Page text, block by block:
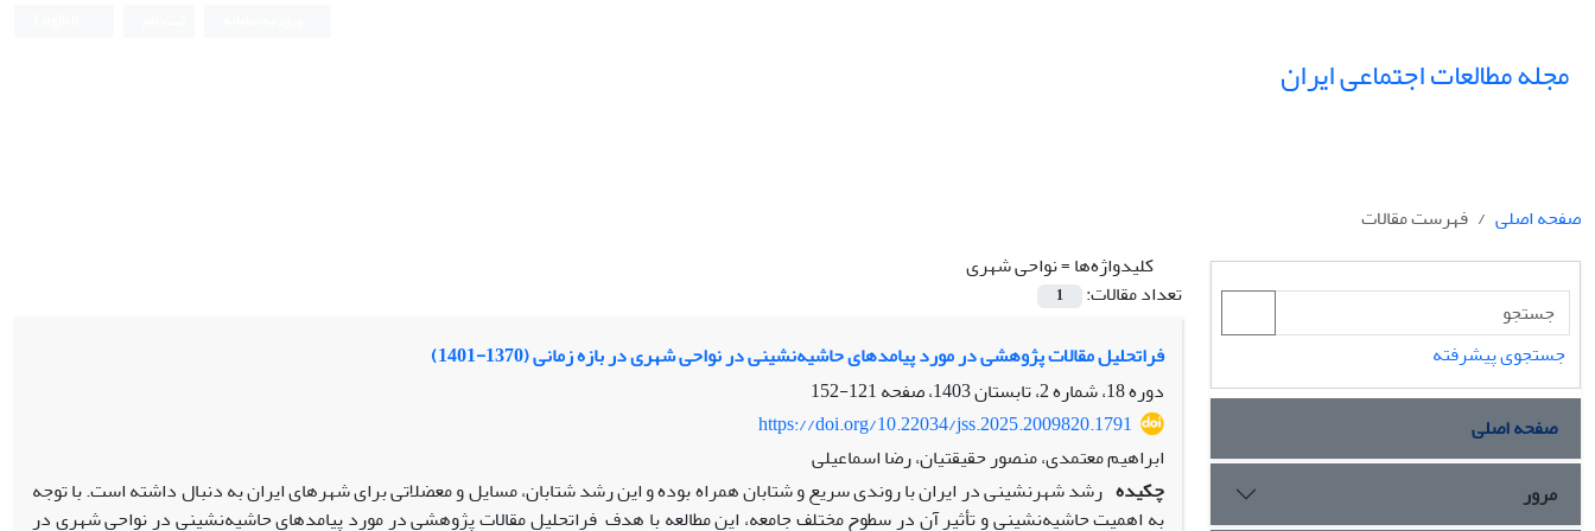
مجله مطالعات اجتماعی ایران
صفحه اصلی
فهرست مقالات
کلیدواژه‌ها =نواحی شهری
تعداد مقالات:
1
فراتحلیل مقالات پژوهشی در مورد پیامدهای حاشیه‌نشینی در نواحی شهری در بازه زمانی (1370-1401)
دوره 18، شماره 2، تابستان 1403، صفحه
121-152
https://doi.org/10.22034/jss.2025.2009820.1791
ابراهیم معتمدی، منصور حقیقتیان، رضا اسماعیلی
چکیده رشد شهرنشینی در ایران با روندی سریع و شتابان همراه بوده و این رشد شتابان، مسایل و معضلاتی برای شهرهای ایران به دنبال داشته است. با توجه
به اهمیت حاشیه‌نشینی و تأثیر آن در سطوح مختلف جامعه، این مطالعه با هدف فراتحلیل مقالات پژوهشی در مورد پیامدهای حاشیه‌نشینی در نواحی شهری در
جستجوی پیشرفته
صفحه اصلی
مرور